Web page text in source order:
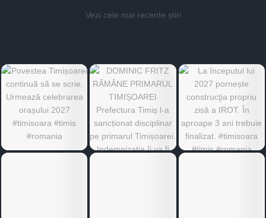
Vezi cele mai recente știri